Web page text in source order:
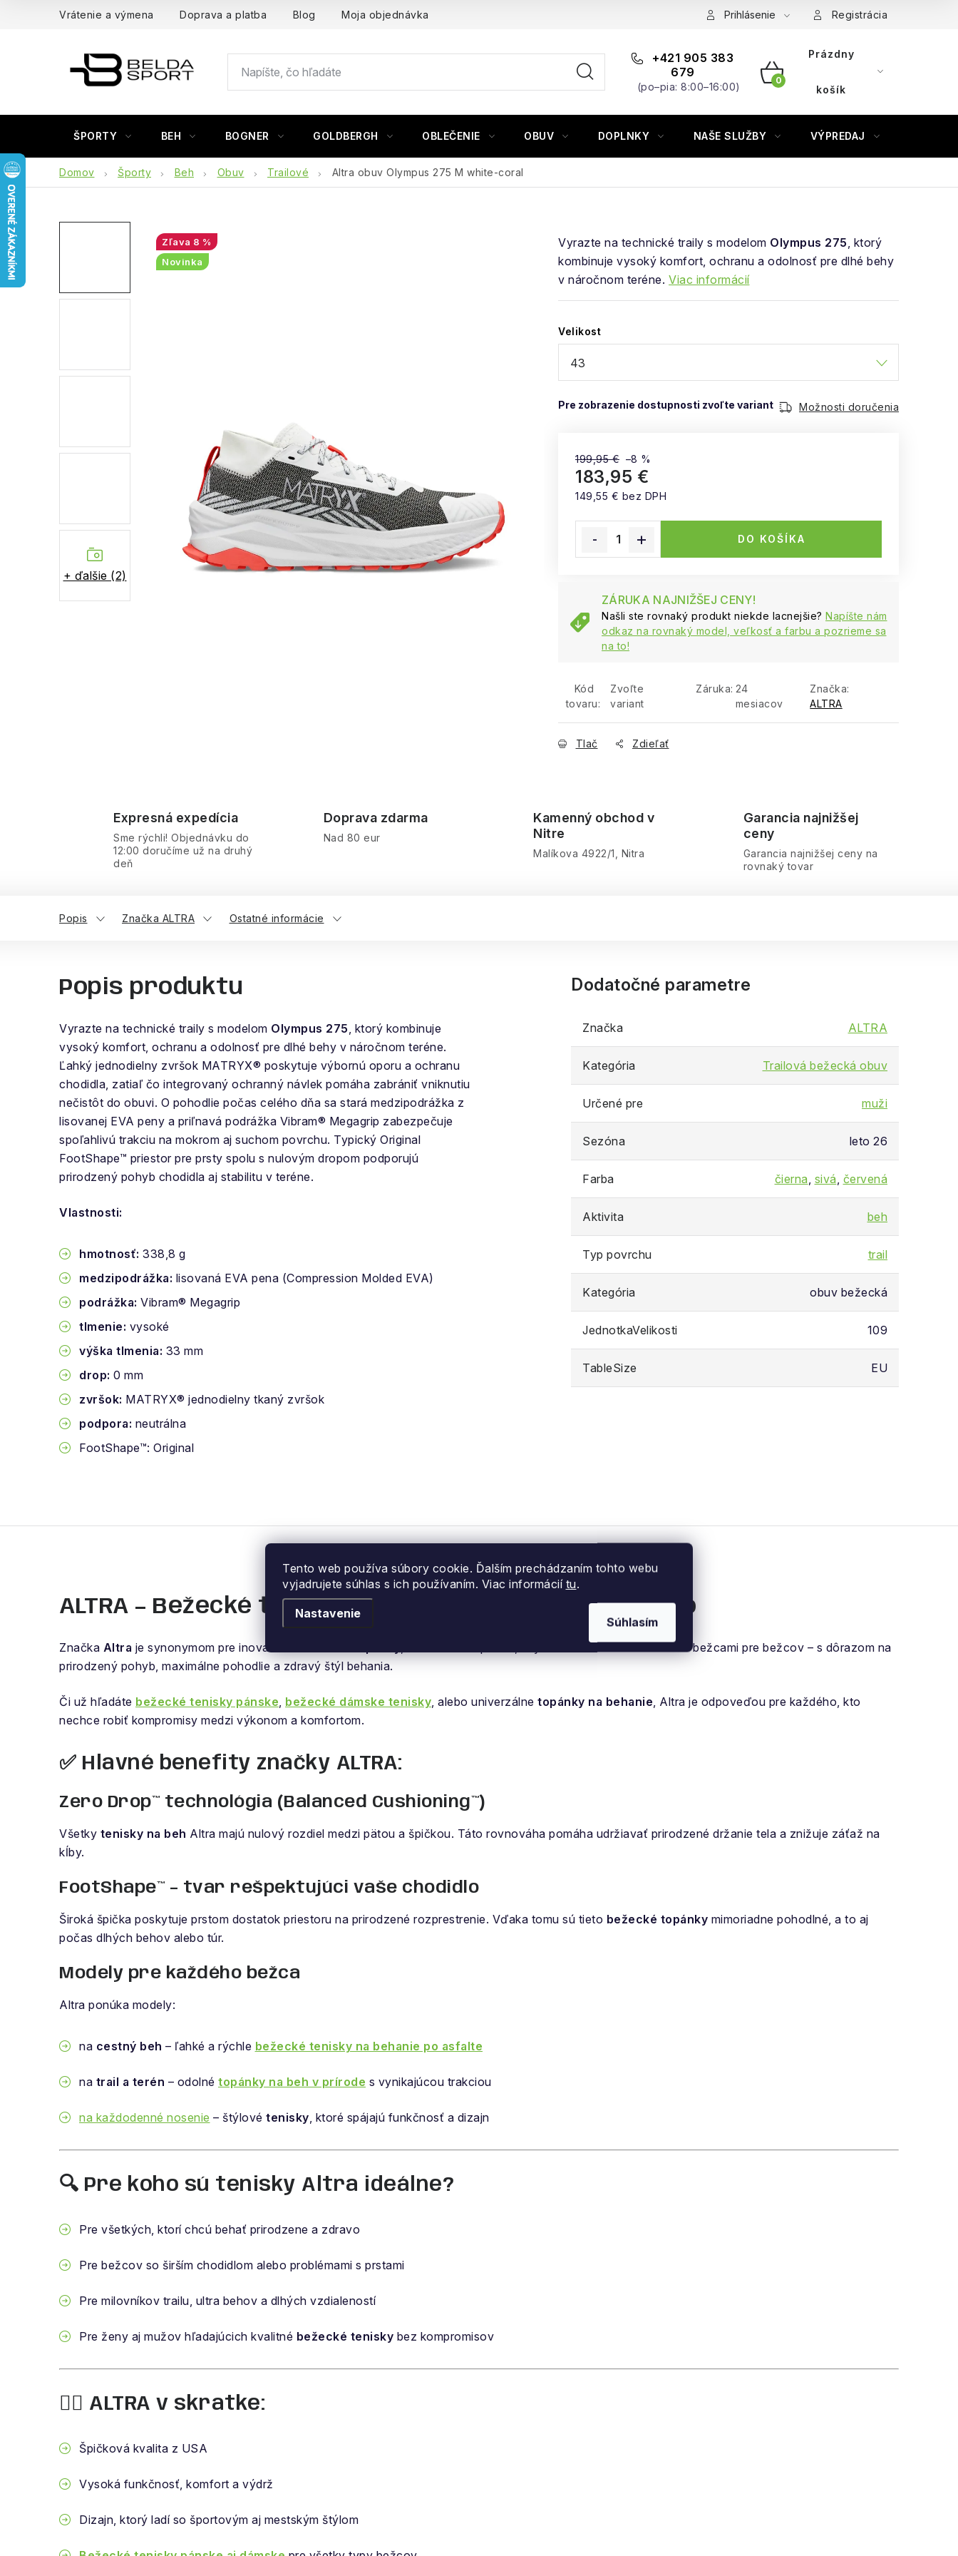
Tento web používa súbory cookie. Ďalším prechádzaním tohto webu
vyjadrujete súhlas s ich používaním. Viac informácií tu.
Nastavenie
Súhlasím
Vrátenie a výmena Doprava a platba Blog Moja objednávka Prihlásenie Registrácia
+421 905 383
679
(po–pia: 8:00–16:00) NÁKUPNÝ
Prázdny
košík
ŠPORTY BEH BOGNER GOLDBERGH OBLEČENIE OBUV DOPLNKY NAŠE SLUŽBY VÝPREDAJ
Domov Športy Beh Obuv Trailové Altra obuv Olympus 275 M white-coral
+ ďalšie (2)
Vyrazte na technické traily s modelom Olympus 275, ktorý
kombinuje vysoký komfort, ochranu a odolnosť pre dlhé behy
v náročnom teréne. Viac informácií
Velikost
Možnosti doručenia
199,95 € –8 %
183,95 €
149,55 € bez DPH
DO KOŠÍKA
ZÁRUKA NAJNIŽŠEJ CENY!
Našli ste rovnaký produkt niekde lacnejšie? Napíšte nám
odkaz na rovnaký model, veľkosť a farbu a pozrieme sa
na to!
Kód
tovaru:
Zvoľte
variant
Záruka: 24
mesiacov
Značka:
ALTRA
Tlač Zdieľať
8 %
Novinka
Expresná expedícia
Sme rýchli! Objednávku do
12:00 doručíme už na druhý
deň
Doprava zdarma
Nad 80 eur
Kamenný obchod v
Nitre
Malíkova 4922/1, Nitra
Garancia najnižšej
ceny
Garancia najnižšej ceny na
rovnaký tovar
Popis Značka ALTRA Ostatné informácie
Popis produktu
Vyrazte na technické traily s modelom Olympus 275, ktorý kombinuje
vysoký komfort, ochranu a odolnosť pre dlhé behy v náročnom teréne.
Ľahký jednodielny zvršok MATRYX® poskytuje výbornú oporu a ochranu
chodidla, zatiaľ čo integrovaný ochranný návlek pomáha zabrániť vniknutiu
nečistôt do obuvi. O pohodlie počas celého dňa sa stará medzipodrážka z
lisovanej EVA peny a priľnavá podrážka Vibram® Megagrip zabezpečuje
spoľahlivú trakciu na mokrom aj suchom povrchu. Typický Original
FootShape™ priestor pre prsty spolu s nulovým dropom podporujú
prirodzený pohyb chodidla aj stabilitu v teréne.
Vlastnosti:
hmotnosť: 338,8 g
medzipodrážka: lisovaná EVA pena (Compression Molded EVA)
podrážka: Vibram® Megagrip
tlmenie: vysoké
výška tlmenia: 33 mm
drop: 0 mm
zvršok: MATRYX® jednodielny tkaný zvršok
podpora: neutrálna
FootShape™: Original
Dodatočné parametre
Značka ALTRA
Kategória Trailová bežecká obuv
Určené pre muži
Sezóna leto 26
Farba čierna, sivá, červená
Aktivita beh
Typ povrchu trail
Kategória obuv bežecká
JednotkaVelikosti 109
TableSize EU
ALTRA – Bežecké topánky, ktoré rešpektujú vaše telo
Značka Altra je synonymom pre inovatívne
, ktoré menia spôsob, akým vnímame beh. Navrhnuté bežcami pre bežcov – s dôrazom na
prirodzený pohyb, maximálne pohodlie a zdravý štýl behania.
Či už hľadáte bežecké tenisky pánske, bežecké dámske tenisky, alebo univerzálne topánky na behanie, Altra je odpoveďou pre každého, kto
nechce robiť kompromisy medzi výkonom a komfortom.
✅ Hlavné benefity značky ALTRA:
Zero Drop™ technológia (Balanced Cushioning™)
Všetky tenisky na beh Altra majú nulový rozdiel medzi pätou a špičkou. Táto rovnováha pomáha udržiavať prirodzené držanie tela a znižuje záťaž na
kĺby.
FootShape™ – tvar rešpektujúci vaše chodidlo
Široká špička poskytuje prstom dostatok priestoru na prirodzené rozprestrenie. Vďaka tomu sú tieto bežecké topánky mimoriadne pohodlné, a to aj
počas dlhých behov alebo túr.
Modely pre každého bežca
Altra ponúka modely:
na cestný beh – ľahké a rýchle bežecké tenisky na behanie po asfalte
na trail a terén – odolné topánky na beh v prírode s vynikajúcou trakciou
na každodenné nosenie – štýlové tenisky, ktoré spájajú funkčnosť a dizajn
🔍 Pre koho sú tenisky Altra ideálne?
Pre všetkých, ktorí chcú behať prirodzene a zdravo
Pre bežcov so širším chodidlom alebo problémami s prstami
Pre milovníkov trailu, ultra behov a dlhých vzdialeností
Pre ženy aj mužov hľadajúcich kvalitné bežecké tenisky bez kompromisov
🏃‍♂️ ALTRA v skratke:
Špičková kvalita z USA
Vysoká funkčnosť, komfort a výdrž
Dizajn, ktorý ladí so športovým aj mestským štýlom